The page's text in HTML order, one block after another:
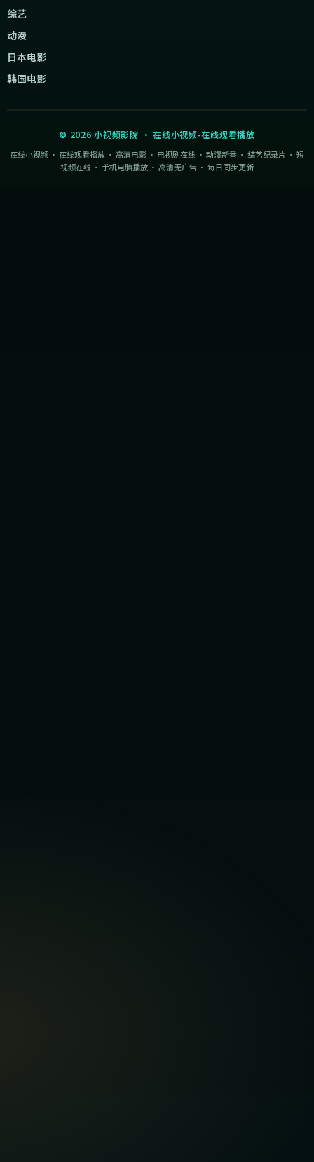
综艺
动漫
日本电影
韩国电影
© 2026 小视频影院 ·在线小视频-在线观看播放
在线小视频 · 在线观看播放 · 高清电影 · 电视剧在线 · 动漫新番 · 综艺纪录片 · 短
视频在线 · 手机电脑播放 · 高清无广告 · 每日同步更新